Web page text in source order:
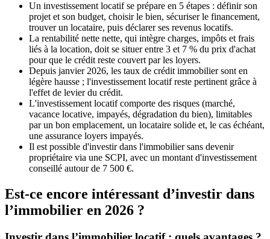
Un investissement locatif se prépare en 5 étapes : définir son
projet et son budget, choisir le bien, sécuriser le financement,
trouver un locataire, puis déclarer ses revenus locatifs.
La rentabilité nette nette, qui intègre charges, impôts et frais
liés à la location, doit se situer entre 3 et 7 % du prix d'achat
pour que le crédit reste couvert par les loyers.
Depuis janvier 2026, les taux de crédit immobilier sont en
légère hausse ; l'investissement locatif reste pertinent grâce à
l'effet de levier du crédit.
L'investissement locatif comporte des risques (marché,
vacance locative, impayés, dégradation du bien), limitables
par un bon emplacement, un locataire solide et, le cas échéant,
une assurance loyers impayés.
Il est possible d'investir dans l'immobilier sans devenir
propriétaire via une SCPI, avec un montant d'investissement
conseillé autour de 7 500 €.
Est-ce encore intéressant d’investir dans
l’immobilier en 2026 ?